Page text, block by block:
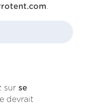
.
sur se
devrait